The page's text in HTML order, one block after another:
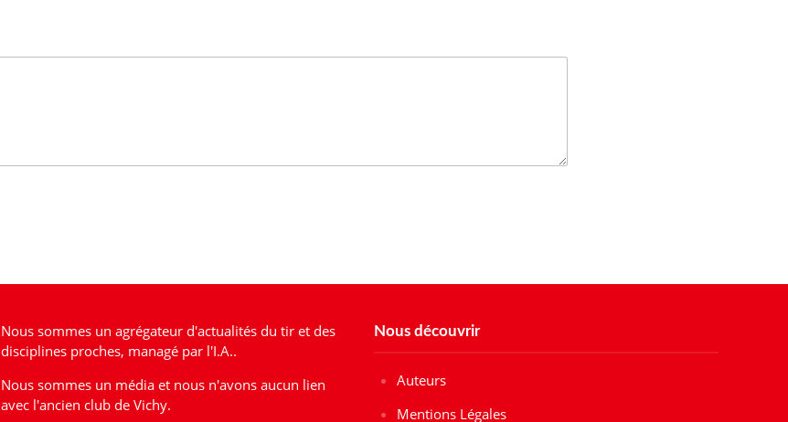
Nous sommes un agrégateur d'actualités du tir et des
disciplines proches, managé par l'I.A..
Nous sommes un média et nous n'avons aucun lien
avec l'ancien club de Vichy.
Nous découvrir
Auteurs
Mentions Légales